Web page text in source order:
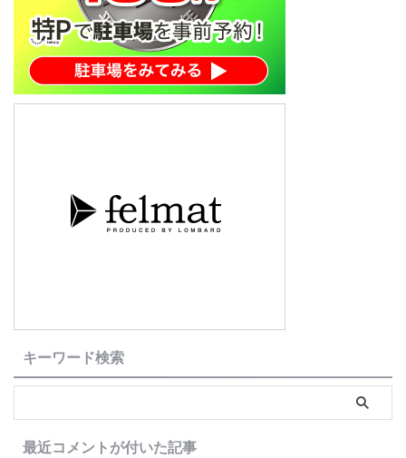
キーワード検索
最近コメントが付いた記事